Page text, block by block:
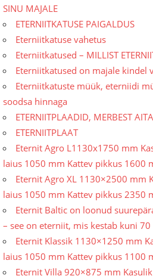
SINU MAJALE
ETERNIITKATUSE PAIGALDUS
Eterniitkatuse vahetus
Eterniitkatused – MILLIST
Eterniitkatused on majale kindel
Eterniitkatuste müük, eterniidi
soodsa hinnaga
ETERNIITPLAADID, MERBEST
ETERNIITPLAAT
Eternit Agro L1130x1750 mm
laius 1050 mm Kattev pikkus 1600
Eternit Agro XL 1130×2500 mm
laius 1050 mm Kattev pikkus 2350
Eternit Baltic on loonud
– see on eterniit, mis kestab kuni 70
Eternit Klassik 1130×1250 mm
laius 1050 mm Kattev pikkus 1100
Eternit Villa 920×875 mm